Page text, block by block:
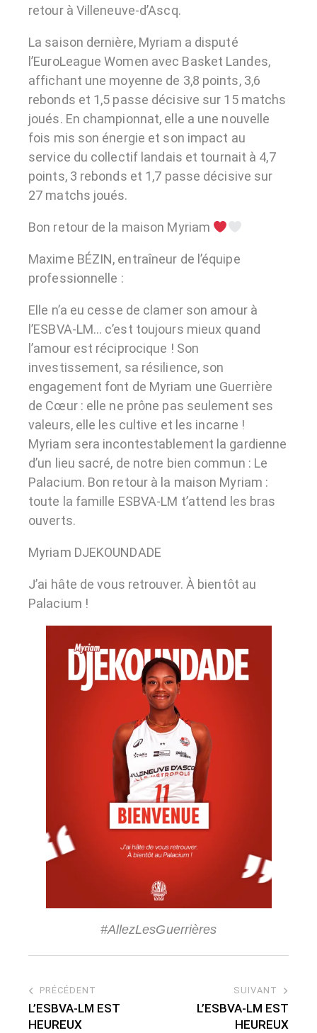
retour à Villeneuve-d’Ascq.
La saison dernière, Myriam a disputé
l’EuroLeague Women avec Basket Landes,
affichant une moyenne de 3,8 points, 3,6
rebonds et 1,5 passe décisive sur 15 matchs
joués. En championnat, elle a une nouvelle
fois mis son énergie et son impact au
service du collectif landais et tournait à 4,7
points, 3 rebonds et 1,7 passe décisive sur
27 matchs joués.
Bon retour de la maison Myriam
Maxime BÉZIN, entraîneur de l’équipe
professionnelle :
Elle n’a eu cesse de clamer son amour à
l’ESBVA-LM… c’est toujours mieux quand
l’amour est réciprocique ! Son
investissement, sa résilience, son
engagement font de Myriam une Guerrière
de Cœur : elle ne prône pas seulement ses
valeurs, elle les cultive et les incarne !
Myriam sera incontestablement la gardienne
d’un lieu sacré, de notre bien commun : Le
Palacium. Bon retour à la maison Myriam :
toute la famille ESBVA-LM t’attend les bras
ouverts.
Myriam DJEKOUNDADE
J’ai hâte de vous retrouver. À bientôt au
Palacium !
#AllezLesGuerrières
PRÉCÉDENT
L’ESBVA-LM EST
HEUREUX
SUIVANT
L’ESBVA-LM EST
HEUREUX